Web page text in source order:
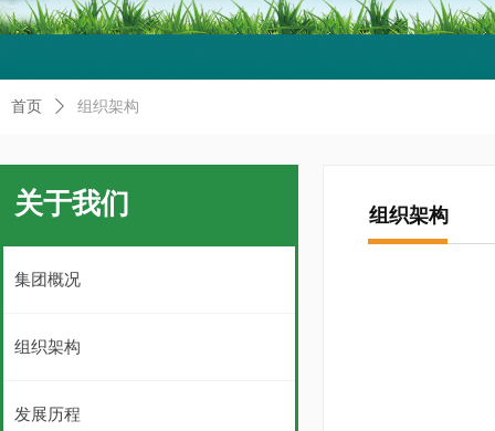
首页 ꄲ 组织架构
组织架构
关于我们
集团概况
组织架构
发展历程